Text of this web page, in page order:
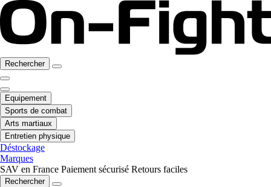
Rechercher
Equipement
Sports de combat
Arts martiaux
Entretien physique
Déstockage
Marques
SAV en France Paiement sécurisé Retours faciles
Rechercher